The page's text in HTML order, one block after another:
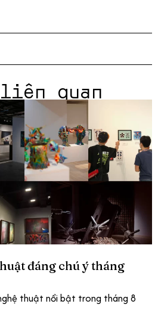
quan
đáng chú ý tháng
thuật nổi bật trong tháng 8